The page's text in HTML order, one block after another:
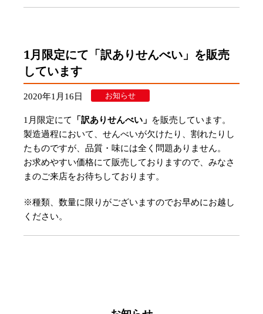
1月限定にて「訳ありせんべい」を販売
しています
2020年1月16日 お知らせ
1月限定にて 「訳ありせんべい」
を販売しています。
製造過程において、せんべいが欠けたり、割れたりし
たものですが、品質・味には全く問題ありません。
お求めやすい価格にて販売しておりますので、みなさ
まのご来店をお待ちしております。
※種類、数量に限りがございますのでお早めにお越し
ください。